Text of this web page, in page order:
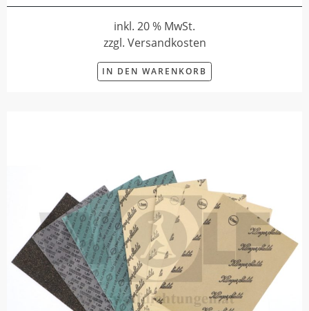
inkl. 20 % MwSt.
zzgl. Versandkosten
IN DEN WARENKORB